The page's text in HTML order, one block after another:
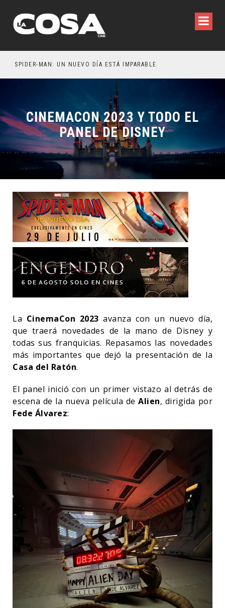
SPIDER-MAN: UN NUEVO DÍA ESTÁ IMPARABLE
CINEMACON 2023 Y TODO EL
PANEL DE DISNEY
La CinemaCon 2023avanza con un nuevo día,
que traerá novedades de la mano de Disney y
todas sus franquicias. Repasamos las novedades
más importantes que dejó la presentación de la
Casa del Ratón.
El panel inició con un primer vistazo al detrás de
escena de la nueva película deAlien, dirigida por
Fede Álvarez: